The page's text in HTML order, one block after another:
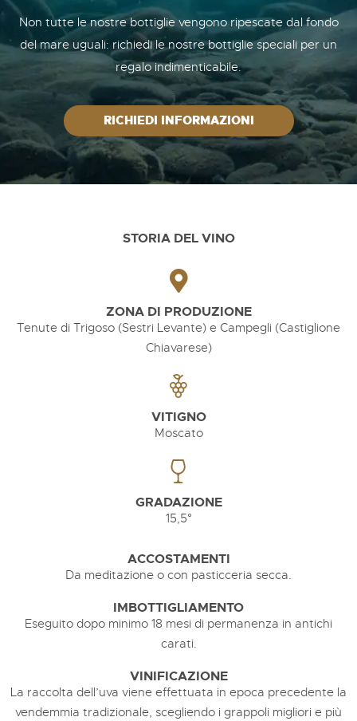
Non tutte le nostre bottiglie vengono ripescate dal fondo
del mare uguali: richiedi le nostre bottiglie speciali per un
regalo indimenticabile.
RICHIEDI INFORMAZIONI
STORIA DEL VINO
ZONA DI PRODUZIONE
Tenute di Trigoso (Sestri Levante) e Campegli (Castiglione
Chiavarese)
VITIGNO
Moscato
GRADAZIONE
15,5°
ACCOSTAMENTI
Da meditazione o con pasticceria secca.
IMBOTTIGLIAMENTO
Eseguito dopo minimo 18 mesi di permanenza in antichi
carati.
VINIFICAZIONE
La raccolta dell’uva viene effettuata in epoca precedente la
vendemmia tradizionale, scegliendo i grappoli migliori e più